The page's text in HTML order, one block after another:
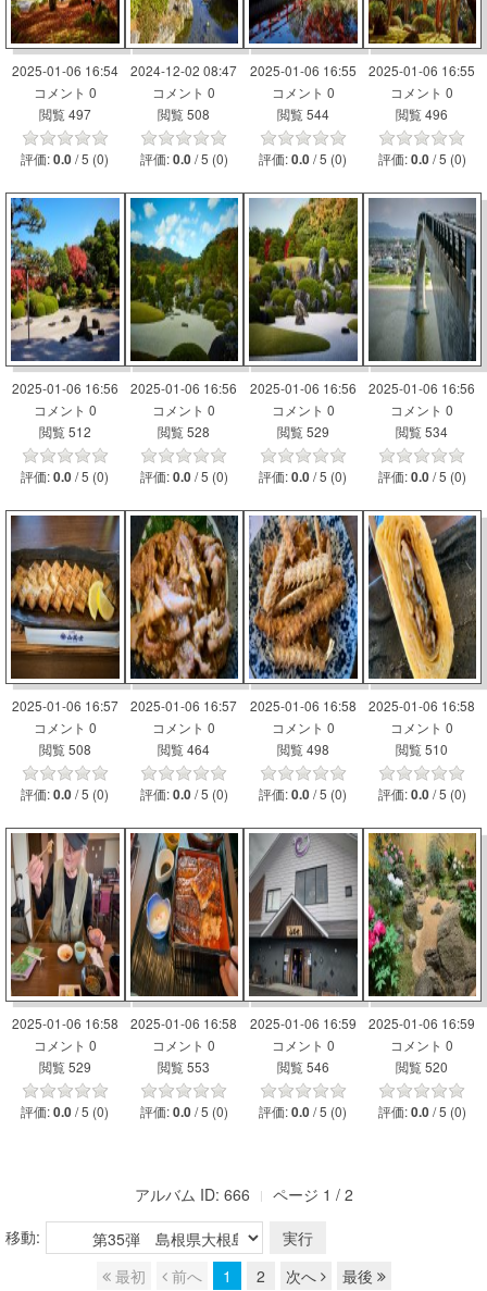
2025-01-06 16:54
コメント 0
閲覧 497
評価:0.0 / 5 (0)
2024-12-02 08:47
コメント 0
閲覧 508
評価:0.0 / 5 (0)
2025-01-06 16:55
コメント 0
閲覧 544
評価:0.0 / 5 (0)
2025-01-06 16:55
コメント 0
閲覧 496
評価:0.0 / 5 (0)
2025-01-06 16:56
コメント 0
閲覧 512
評価:0.0 / 5 (0)
2025-01-06 16:56
コメント 0
閲覧 528
評価:0.0 / 5 (0)
2025-01-06 16:56
コメント 0
閲覧 529
評価:0.0 / 5 (0)
2025-01-06 16:56
コメント 0
閲覧 534
評価:0.0 / 5 (0)
2025-01-06 16:57
コメント 0
閲覧 508
評価:0.0 / 5 (0)
2025-01-06 16:57
コメント 0
閲覧 464
評価:0.0 / 5 (0)
2025-01-06 16:58
コメント 0
閲覧 498
評価:0.0 / 5 (0)
2025-01-06 16:58
コメント 0
閲覧 510
評価:0.0 / 5 (0)
2025-01-06 16:58
コメント 0
閲覧 529
評価:0.0 / 5 (0)
2025-01-06 16:58
コメント 0
閲覧 553
評価:0.0 / 5 (0)
2025-01-06 16:59
コメント 0
閲覧 546
評価:0.0 / 5 (0)
2025-01-06 16:59
コメント 0
閲覧 520
評価:0.0 / 5 (0)
アルバム ID: 666
ページ 1 / 2
移動:
最初
前へ 1 2 次へ 最後